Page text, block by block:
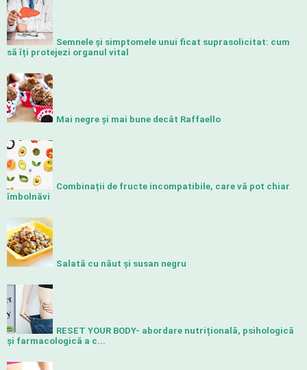
Semnele și simptomele unui ficat suprasolicitat: cum
să îți protejezi organul vital
Mai negre și mai bune decât Raffaello
Combinații de fructe incompatibile, care vă pot chiar
îmbolnăvi
Salată cu năut și susan negru
RESET YOUR BODY- abordare nutrițională, psihologică
și farmacologică a c...